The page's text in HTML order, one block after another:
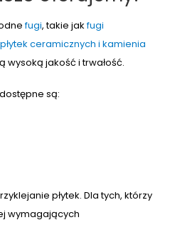
fugi, takie jakfugi
ceramicznych i kamienia
wysoką jakość i trwałość.
są:
płytek. Dla tych, którzy
wymagających